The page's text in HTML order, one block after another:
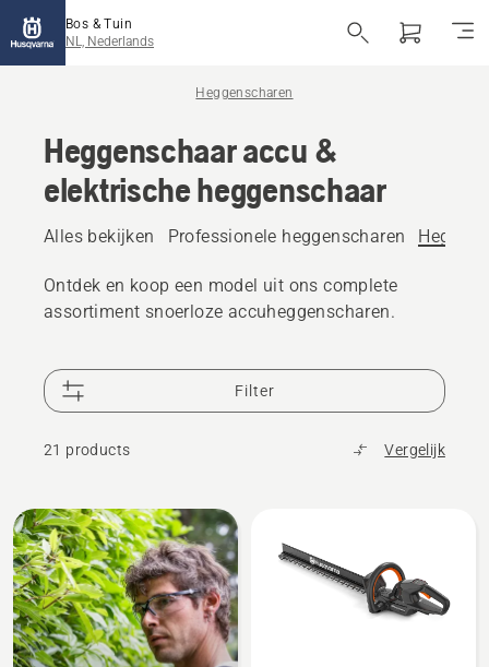
Bos & Tuin
NL, Nederlands
Heggenscharen
Heggenschaar accu &
elektrische heggenschaar
Alles bekijken Professionele heggenscharen
Ontdek en koop een model uit ons complete
assortiment snoerloze accuheggenscharen.
Filter
21 products Vergelijk
Bekijk
alle
producten